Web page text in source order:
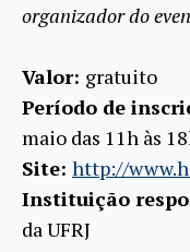
organizador do
Valor: gratuito
Período de
maio das 11h às
Site: http://
Instituição
da UFRJ